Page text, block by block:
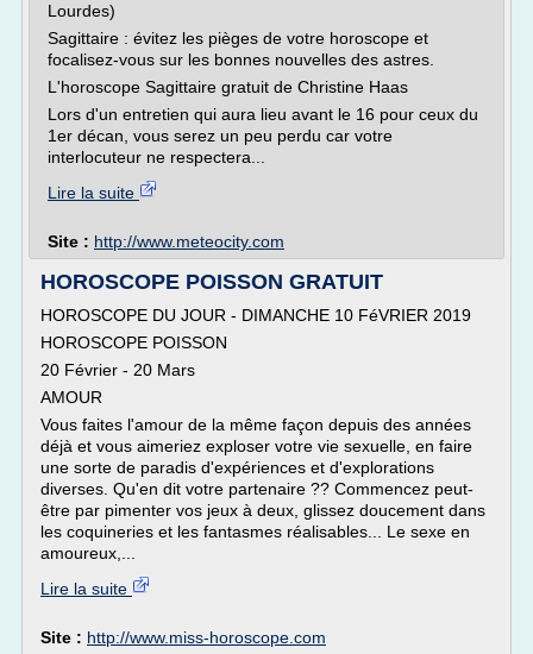
Lourdes)
Sagittaire : évitez les pièges de votre horoscope et
focalisez-vous sur les bonnes nouvelles des astres.
L'horoscope Sagittaire gratuit de Christine Haas
Lors d'un entretien qui aura lieu avant le 16 pour ceux du
1er décan, vous serez un peu perdu car votre
interlocuteur ne respectera...
Lire la suite
Site : http://www.meteocity.com
HOROSCOPE POISSON GRATUIT
HOROSCOPE DU JOUR - DIMANCHE 10 FéVRIER 2019
HOROSCOPE POISSON
20 Février - 20 Mars
AMOUR
Vous faites l'amour de la même façon depuis des années
déjà et vous aimeriez exploser votre vie sexuelle, en faire
une sorte de paradis d'expériences et d'explorations
diverses. Qu'en dit votre partenaire ?? Commencez peut-
être par pimenter vos jeux à deux, glissez doucement dans
les coquineries et les fantasmes réalisables... Le sexe en
amoureux,...
Lire la suite
Site : http://www.miss-horoscope.com